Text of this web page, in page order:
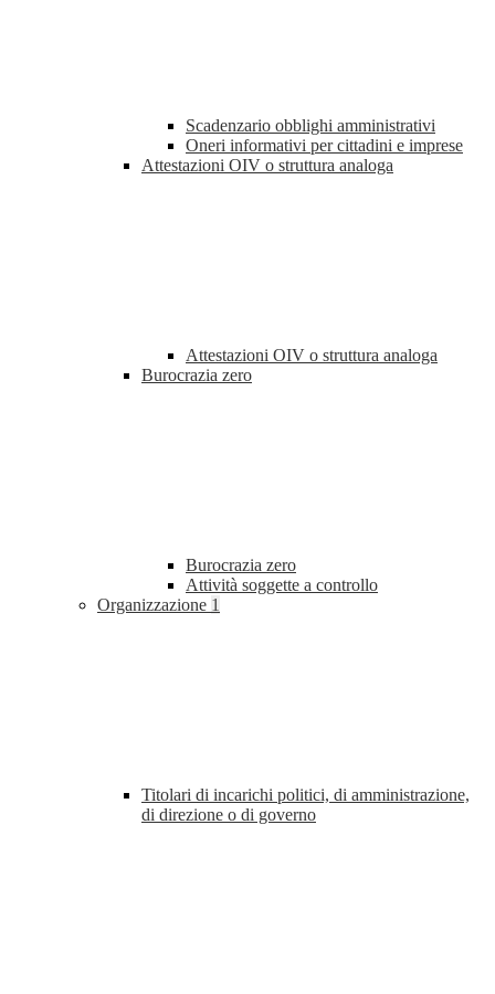
Scadenzario obblighi amministrativi
Oneri informativi per cittadini e imprese
Attestazioni OIV o struttura analoga
Attestazioni OIV o struttura analoga
Burocrazia zero
Burocrazia zero
Attività soggette a controllo
Organizzazione 1
Titolari di incarichi politici, di amministrazione,
di direzione o di governo